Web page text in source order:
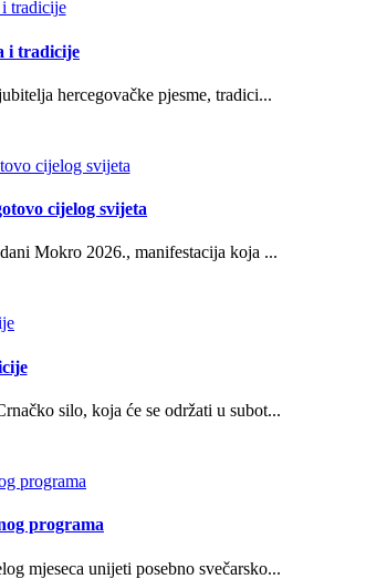
i tradicije
hercegovačke pjesme, tradici...
cijelog svijeta
Mokro 2026., manifestacija koja ...
silo, koja će se održati u subot...
programa
mjeseca unijeti posebno svečarsko...